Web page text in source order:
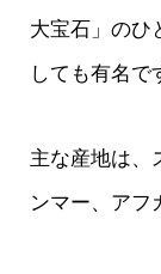
大宝石」のひ
しても有名で
主な産地は、
ンマー、アフ